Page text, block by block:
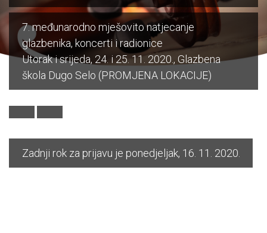
a
g
t
n
7. međunarodno mješovito natjecanje
glazbenika, koncerti i radionice
Utorak i srijeda, 24. i 25. 11. 2020., Glazbena
škola Dugo Selo (PROMJENA LOKACIJE)
Zadnji rok za prijavu je ponedjeljak, 16. 11. 2020.